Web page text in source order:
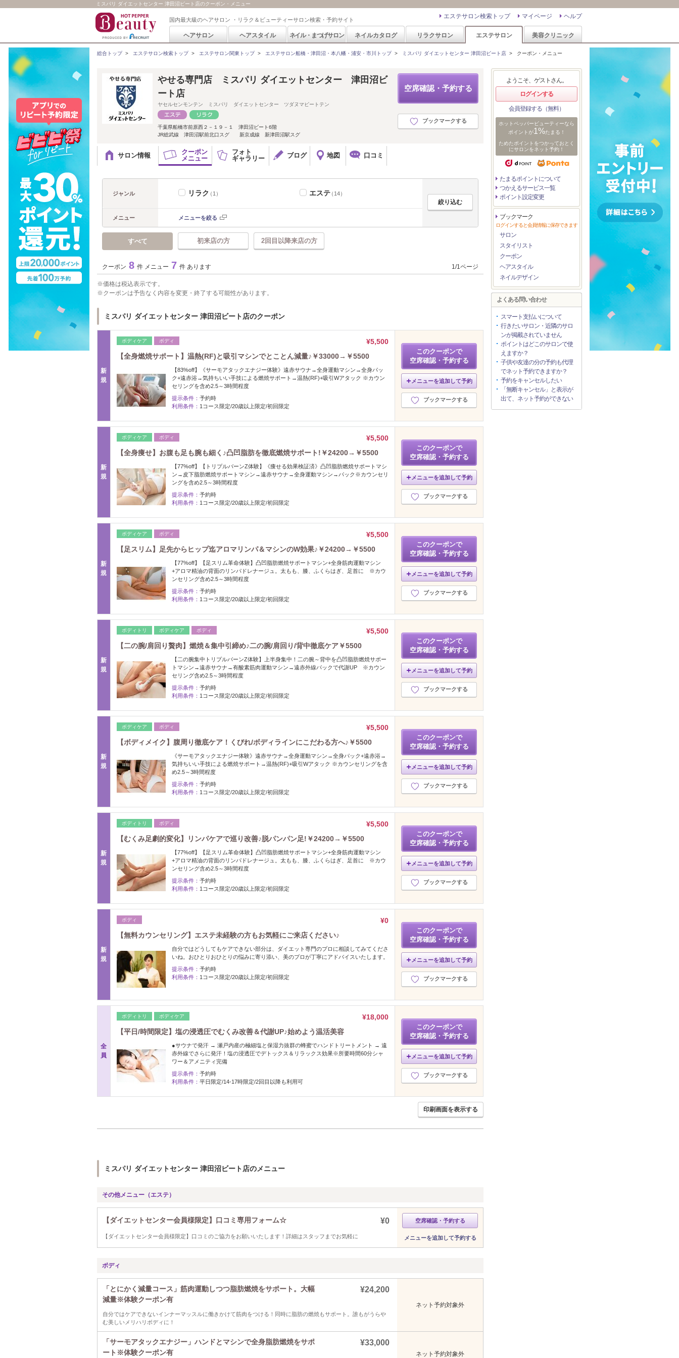
ミスパリ ダイエットセンター 津田沼ビート店のクーポン・メニュー
国内最大級のヘアサロン ・リラク＆ビューティーサロン検索・予約サイト ヘルプ
マイページ
エステサロン検索トップ
ヘアサロン ヘアスタイル ネイル・まつげサロン ネイルカタログ リラクサロン エステサロン 美容クリニック
総合トップ> エステサロン検索トップ> エステサロン関東トップ> エステサロン船橋・津田沼・本八幡・浦安・市川トップ> ミスパリ ダイエットセンター 津田沼ビート店 > クーポン・メニュー
空席確認・予約する
ブックマークする
やせる専門店 ミスパリ ダイエットセンター 津田沼ビ
ート店
ヤセルセンモンテン ミスパリ ダイエットセンター ツダヌマビートテン
千葉県船橋市前原西２－１９－１ 津田沼ビート6階
JR総武線 津田沼駅前北口スグ 新京成線 新津田沼駅スグ
サロン情報
クーポン
メニュー
フォト
ギャラリー
ブログ 地図 口コミ
ジャンル リラク（1） エステ（14）
メニュー メニューを絞る
すべて 初来店の方 2回目以降来店の方
クーポン 8 件 メニュー 7 件 あります 1/1ページ
価格は税込表示です。
クーポンは予告なく内容を変更・終了する可能性があります。
ミスパリ ダイエットセンター 津田沼ビート店のクーポン
新
規
ボディケア ボディ
¥5,500
【全身燃焼サポート】温熱(RF)と吸引マシンでとことん減量♪￥33000→￥5500
【83%off】《サーモアタックエナジー体験》遠赤サウナ→全身運動マシン→全身パッ
ク+遠赤浴→気持ちいい手技による燃焼サポート→温熱(RF)+吸引Wアタック ※カウン
セリングを含め2.5～3時間程度
提示条件： 予約時
利用条件： 1コース限定/20歳以上限定/初回限定
このクーポンで
空席確認・予約する
メニューを追加して予約
ブックマークする
新
規
ボディケア ボディ
¥5,500
【全身痩せ】お腹も足も腕も細く♪凸凹脂肪を徹底燃焼サポート!￥24200→￥5500
【77%off】【トリプルバーンZ体験】《痩せる効果検証済》凸凹脂肪燃焼サポートマシ
ン→皮下脂肪燃焼サポートマシン→遠赤サウナ→全身運動マシン→パック※カウンセリ
ングを含め2.5～3時間程度
提示条件： 予約時
利用条件： 1コース限定/20歳以上限定/初回限定
このクーポンで
空席確認・予約する
メニューを追加して予約
ブックマークする
新
規
ボディケア ボディ
¥5,500
【足スリム】足先からヒップ迄アロマリンパ＆マシンのW効果♪￥24200→￥5500
【77%off】【足スリム革命体験】凸凹脂肪燃焼サポートマシン+全身筋肉運動マシン
+アロマ精油の背面のリンパドレナージュ。太もも、膝、ふくらはぎ、足首に ※カウ
ンセリング含め2.5～3時間程度
提示条件： 予約時
利用条件： 1コース限定/20歳以上限定/初回限定
このクーポンで
空席確認・予約する
メニューを追加して予約
ブックマークする
新
規
ボディトリ ボディケア ボディ
¥5,500
【二の腕/肩回り贅肉】燃焼＆集中引締め♪二の腕/肩回り/背中徹底ケア￥5500
【二の腕集中トリプルバーンZ体験】上半身集中！二の腕～背中を凸凹脂肪燃焼サポー
トマシン→遠赤サウナ→有酸素筋肉運動マシン→遠赤外線パックで代謝UP ※カウン
セリング含め2.5～3時間程度
提示条件： 予約時
利用条件： 1コース限定/20歳以上限定/初回限定
このクーポンで
空席確認・予約する
メニューを追加して予約
ブックマークする
新
規
ボディケア ボディ
¥5,500
【ボディメイク】腹周り徹底ケア！くびれ/ボディラインにこだわる方へ♪￥5500
《サーモアタックエナジー体験》遠赤サウナ→全身運動マシン→全身パック+遠赤浴→
気持ちいい手技による燃焼サポート→温熱(RF)+吸引Wアタック ※カウンセリングを含
め2.5～3時間程度
提示条件： 予約時
利用条件： 1コース限定/20歳以上限定/初回限定
このクーポンで
空席確認・予約する
メニューを追加して予約
ブックマークする
新
規
ボディトリ ボディ
¥5,500
【むくみ足劇的変化】リンパケアで巡り改善♪脱パンパン足!￥24200→￥5500
【77%off】【足スリム革命体験】凸凹脂肪燃焼サポートマシン+全身筋肉運動マシン
+アロマ精油の背面のリンパドレナージュ。太もも、膝、ふくらはぎ、足首に ※カウ
ンセリング含め2.5～3時間程度
提示条件： 予約時
利用条件： 1コース限定/20歳以上限定/初回限定
このクーポンで
空席確認・予約する
メニューを追加して予約
ブックマークする
新
規
ボディ
¥0
【無料カウンセリング】エステ未経験の方もお気軽にご来店ください♪
自分ではどうしてもケアできない部分は、ダイエット専門のプロに相談してみてくださ
いね。おひとりおひとりの悩みに寄り添い、美のプロが丁寧にアドバイスいたします。
提示条件： 予約時
利用条件： 1コース限定/20歳以上限定/初回限定
このクーポンで
空席確認・予約する
メニューを追加して予約
ブックマークする
全
員
ボディトリ ボディケア
¥18,000
【平日/時間限定】塩の浸透圧でむくみ改善＆代謝UP♪始めよう温活美容
●サウナで発汗 → 瀬戸内産の極細塩と保湿力抜群の蜂蜜でハンドトリートメント → 遠
赤外線でさらに発汗！塩の浸透圧でデトックス＆リラックス効果※所要時間60分シャ
ワー＆アメニティ完備
提示条件： 予約時
利用条件： 平日限定/14-17時限定/2回目以降も利用可
このクーポンで
空席確認・予約する
メニューを追加して予約
ブックマークする
印刷画面を表示する
ミスパリ ダイエットセンター 津田沼ビート店のメニュー
その他メニュー（エステ）
【ダイエットセンター会員様限定】口コミ専用フォーム☆ ¥0
【ダイエットセンター会員様限定】口コミのご協力をお願いいたします！詳細はスタッフまでお気軽に
空席確認・予約する
メニューを追加して予約する
ボディ
「とにかく減量コース」筋肉運動しつつ脂肪燃焼をサポート。大幅
減量※体験クーポン有
¥24,200
自分ではケアできないインナーマッスルに働きかけて筋肉をつける！同時に脂肪の燃焼もサポート。誰もがうらや
む美しいメリハリボディに！
ネット予約対象外
「サーモアタックエナジー」ハンドとマシンで全身脂肪燃焼をサポ
ート※体験クーポン有
¥33,000
ネット予約対象外
ようこそ、ゲストさん。
ログインする
会員登録する（無料）
ホットペッパービューティーなら
ポイントが1%たまる！
ためたポイントをつかっておとく
にサロンをネット予約！
たまるポイントについて
つかえるサービス一覧
ポイント設定変更
ブックマーク
ログインすると会員情報に保存できます
サロン
スタイリスト
クーポン
ヘアスタイル
ネイルデザイン
よくある問い合わせ
スマート支払いについて
行きたいサロン・近隣のサロ
ンが掲載されていません
ポイントはどこのサロンで使
えますか？
子供や友達の分の予約も代理
でネット予約できますか？
予約をキャンセルしたい
「無断キャンセル」と表示が
出て、ネット予約ができない